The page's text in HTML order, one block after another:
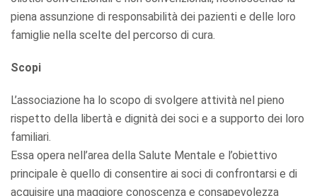
piena assunzione di responsabilità dei pazienti e delle loro
famiglie nella scelte del percorso di cura.
Scopi
L’associazione ha lo scopo di svolgere attività nel pieno
rispetto della libertà e dignità dei soci e a supporto dei loro
familiari.
Essa opera nell’area della Salute Mentale e l’obiettivo
principale è quello di consentire ai soci di confrontarsi e di
acquisire una maggiore conoscenza e consapevolezza